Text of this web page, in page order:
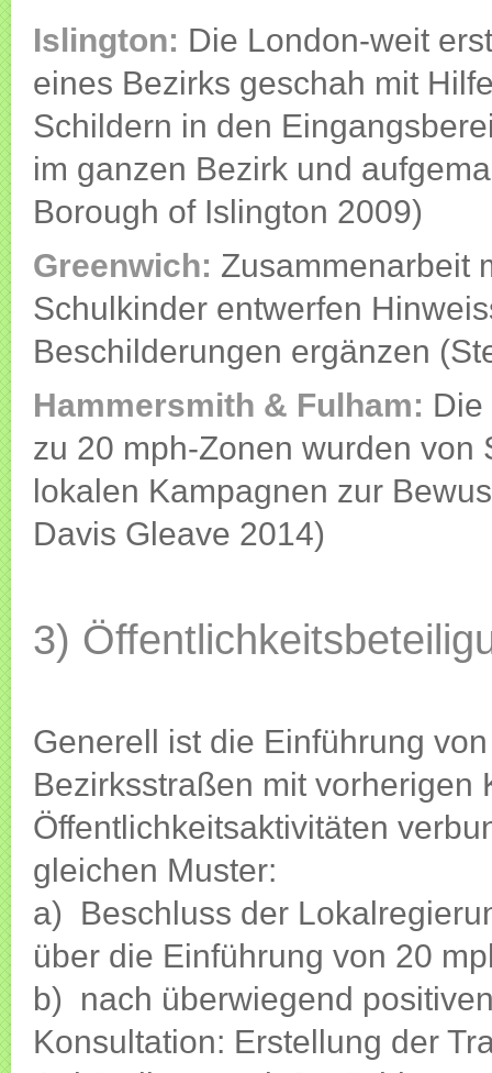
Islington: Die London-weit
eines Bezirks geschah mit
Schildern in den
im ganzen Bezirk und
Borough of Islington 2009)
Greenwich: Zusammenarbeit
Schulkinder entwerfen
Beschilderungen ergänzen
Hammersmith & Fulham:
zu 20 mph-Zonen wurden
lokalen Kampagnen zur
Davis Gleave 2014)
3)
Generell ist die Einführung
Bezirksstraßen mit vorherigen
Öffentlichkeitsaktivitäten
gleichen Muster:
a) Beschluss der
über die Einführung von 20
b) nach überwiegend
Konsultation: Erstellung der